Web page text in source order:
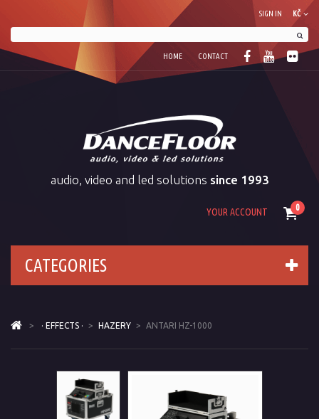
KČ
SIGN IN
HOME CONTACT
audio, video and led solutions since 1993
0
YOUR ACCOUNT
CATEGORIES
> · EFFECTS · > HAZERY > ANTARI HZ-1000